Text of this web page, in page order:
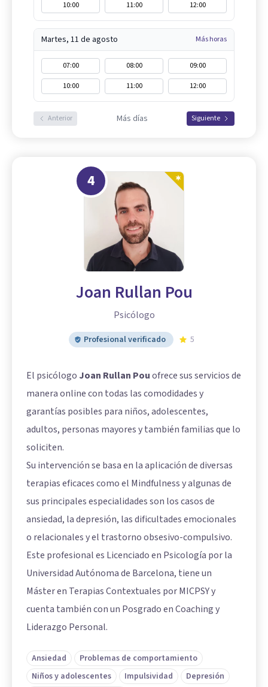
10:00 11:00 12:00
Martes, 11 de agosto Más horas
07:00 08:00
09:00
10:00
11:00 12:00
Anterior Más días Siguiente
4
Joan Rullan Pou
Psicólogo
Profesional verificado 5
El psicólogo Joan Rullan Pouofrece sus servicios de
manera online con todas las comodidades y
garantías posibles para niños, adolescentes,
adultos, personas mayores y también familias que lo
soliciten.
Su intervención se basa en la aplicación de diversas
terapias eficaces como el Mindfulness y algunas de
sus principales especialidades son los casos de
ansiedad, la depresión, las dificultades emocionales
o relacionales y el trastorno obsesivo-compulsivo.
Este profesional es Licenciado en Psicología por la
Universidad Autónoma de Barcelona, tiene un
Máster en Terapias Contextuales por MICPSY y
cuenta también con un Posgrado en Coaching y
Liderazgo Personal.
Ansiedad
Problemas de comportamiento
Niños y adolescentes
Impulsividad
Depresión